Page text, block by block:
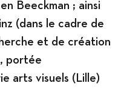
Beeckman ; ainsi
(dans le cadre de
et de création
portée
arts visuels (Lille)